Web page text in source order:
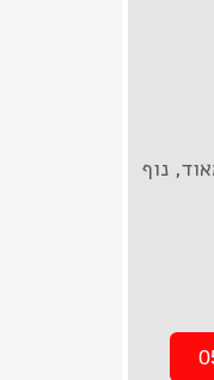
מאוד, נוף